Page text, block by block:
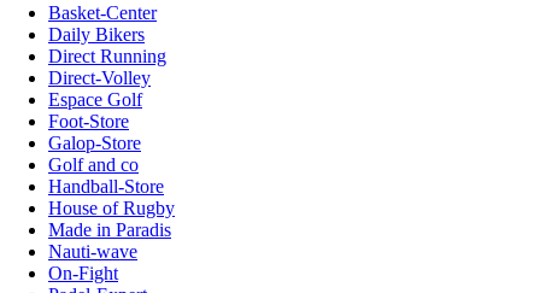
Basket-Center
Daily Bikers
Direct Running
Direct-Volley
Espace Golf
Foot-Store
Galop-Store
Golf and co
Handball-Store
House of Rugby
Made in Paradis
Nauti-wave
On-Fight